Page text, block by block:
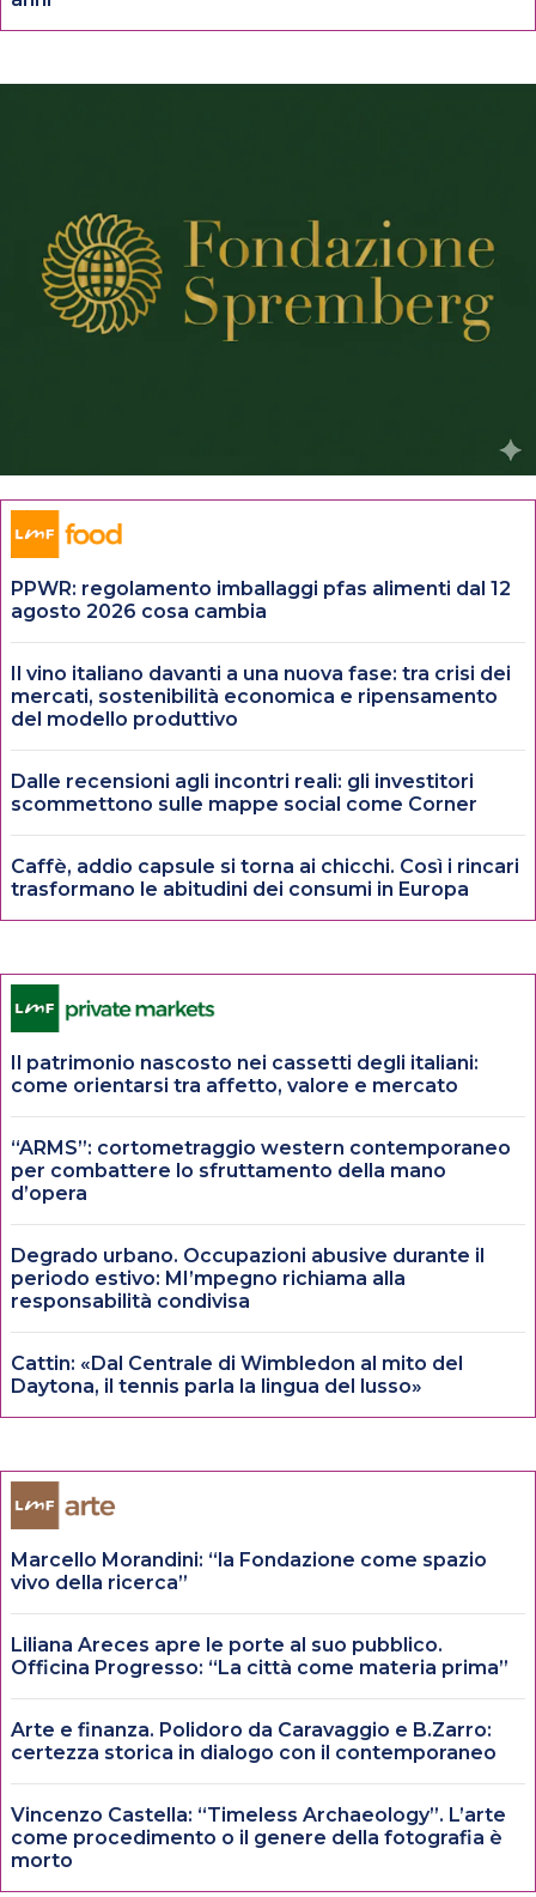
PPWR: regolamento imballaggi pfas alimenti dal 12
agosto 2026 cosa cambia
Il vino italiano davanti a una nuova fase: tra crisi dei
mercati, sostenibilità economica e ripensamento
del modello produttivo
Dalle recensioni agli incontri reali: gli investitori
scommettono sulle mappe social come Corner
Caffè, addio capsule si torna ai chicchi. Così i rincari
trasformano le abitudini dei consumi in Europa
Il patrimonio nascosto nei cassetti degli italiani:
come orientarsi tra affetto, valore e mercato
“ARMS”: cortometraggio western contemporaneo
per combattere lo sfruttamento della mano
d’opera
Degrado urbano. Occupazioni abusive durante il
periodo estivo: MI’mpegno richiama alla
responsabilità condivisa
Cattin: «Dal Centrale di Wimbledon al mito del
Daytona, il tennis parla la lingua del lusso»
Marcello Morandini: “la Fondazione come spazio
vivo della ricerca”
Liliana Areces apre le porte al suo pubblico.
Officina Progresso: “La città come materia prima”
Arte e finanza. Polidoro da Caravaggio e B.Zarro:
certezza storica in dialogo con il contemporaneo
Vincenzo Castella: “Timeless Archaeology”. L’arte
come procedimento o il genere della fotografia è
morto